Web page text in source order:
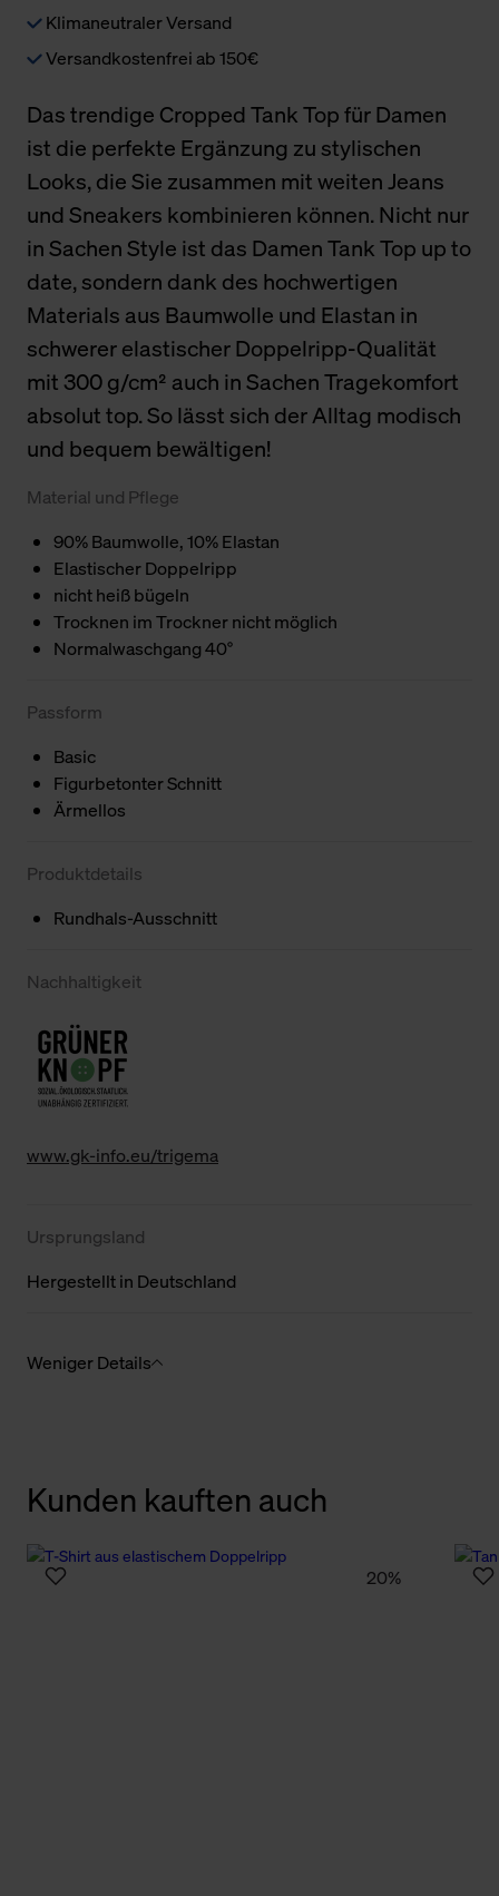
Klimaneutraler Versand
Versandkostenfrei ab 150€
Das trendige Cropped Tank Top für Damen
ist die perfekte Ergänzung zu stylischen
Looks, die Sie zusammen mit weiten Jeans
und Sneakers kombinieren können. Nicht nur
in Sachen Style ist das Damen Tank Top up to
date, sondern dank des hochwertigen
Materials aus Baumwolle und Elastan in
schwerer elastischer Doppelripp-Qualität
mit 300 g/cm² auch in Sachen Tragekomfort
absolut top. So lässt sich der Alltag modisch
und bequem bewältigen!
Material und Pflege
90% Baumwolle, 10% Elastan
Elastischer Doppelripp
nicht heiß bügeln
Trocknen im Trockner nicht möglich
Normalwaschgang 40°
Passform
Basic
Figurbetonter Schnitt
Ärmellos
Produktdetails
Rundhals-Ausschnitt
Nachhaltigkeit
www.gk-info.eu/trigema
Ursprungsland
Hergestellt in Deutschland
Weniger Details
Kunden kauften auch
20%